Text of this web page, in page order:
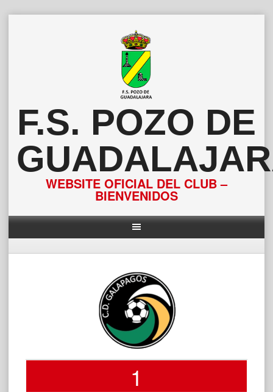
F.S. POZO DE
WEBSITE OFICIAL DEL CLUB –
BIENVENIDOS
1